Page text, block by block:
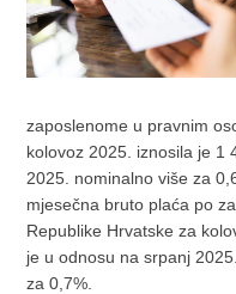
zaposlenome u pravnim
kolovoz 2025. iznosila je 1
2025. nominalno više za
mjesečna bruto plaća po
Republike Hrvatske za
je u odnosu na srpanj
za 0,7%.